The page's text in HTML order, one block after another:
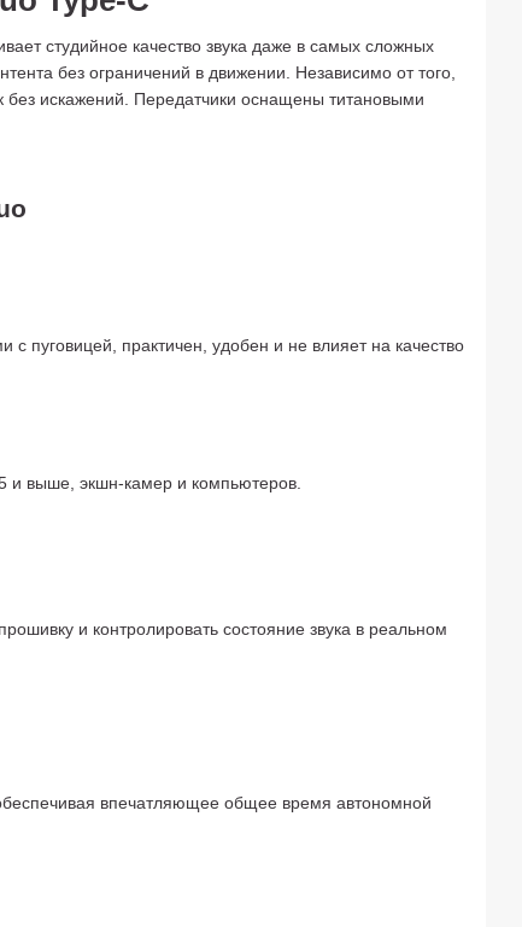
студийное качество звука даже в самых сложных
без ограничений в движении. Независимо от того,
без искажений. Передатчики оснащены титановыми
пуговицей, практичен, удобен и не влияет на качество
и выше, экшн-камер и компьютеров.
и контролировать состояние звука в реальном
впечатляющее общее время автономной